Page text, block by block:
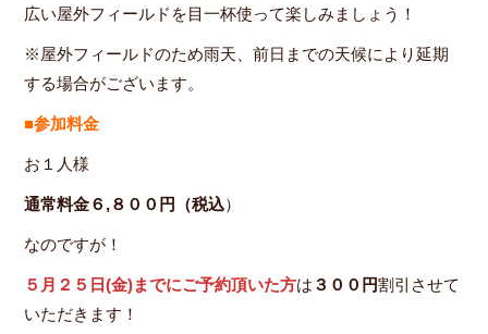
広い屋外フィールドを目一杯使って楽しみましょう！
※屋外フィールドのため雨天、前日までの天候により延期
する場合がございます。
■参加料金
お１人様
通常料金６,８００円（税込）
なのですが！
５月２５日(金)までにご予約頂いた方は ３００円割引させて
いただきます！